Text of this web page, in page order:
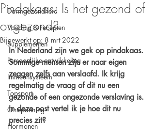
Darmgezondheid
Voeding & recepten
Supplementen
Persoonlijke ontwikkeling
Immuunsysteem
Topsport
Ontspanning
Hormonen
Pindakaas: Is het gezond of
ongezond?
Bijgewerkt op: 8 mrt 2022
In Nederland zijn we gek op pindakaas.
Sommige mensen zijn er naar eigen
zeggen zelfs aan verslaafd. Ik krijg
regelmatig de vraag of dit nu een
gezonde of een ongezonde verslaving is.
In deze post vertel ik je hoe dit nu
precies zit?